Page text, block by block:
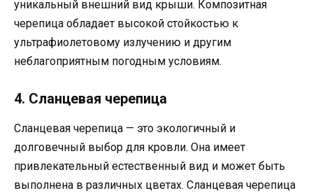
уникальный внешний вид крыши. Композитная
черепица обладает высокой стойкостью к
ультрафиолетовому излучению и другим
неблагоприятным погодным условиям.
4. Сланцевая черепица
Сланцевая черепица — это экологичный и
долговечный выбор для кровли. Она имеет
привлекательный естественный вид и может быть
выполнена в различных цветах. Сланцевая черепица